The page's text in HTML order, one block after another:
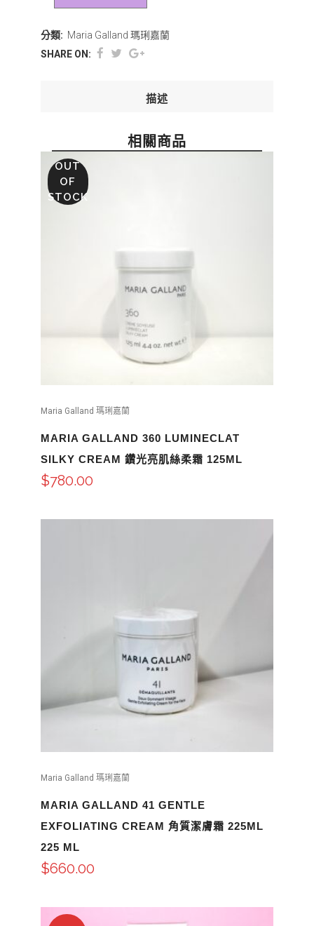
分類: Maria Galland 瑪琍嘉蘭
SHARE ON:
描述
相關商品
OUT
OF
STOCK
Maria Galland 瑪琍嘉蘭
MARIA GALLAND 360 LUMINECLAT
SILKY CREAM 鑽光亮肌絲柔霜 125ML
$780.00
Maria Galland 瑪琍嘉蘭
MARIA GALLAND 41 GENTLE
EXFOLIATING CREAM 角質潔膚霜 225ML
225 ML
$660.00